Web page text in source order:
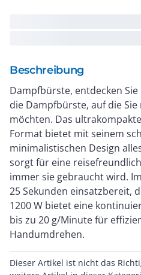
Beschreibung
Dampfbürste, entdecken
die Dampfbürste, auf die
möchten. Das
Format bietet mit seinem
minimalistischen Design
sorgt für eine
immer sie gebraucht wird.
25 Sekunden einsatzbereit,
1200 W bietet eine
bis zu 20 g/Minute für
Handumdrehen.
Dieser Artikel ist nicht das